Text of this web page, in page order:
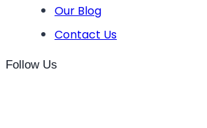
Our Blog
Contact Us
Follow Us